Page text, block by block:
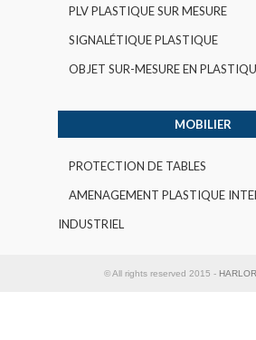
PLV PLASTIQUE SUR MESURE
SIGNALÉTIQUE PLASTIQUE
OBJET SUR-MESURE EN
MOBILIER
PROTECTION DE TABLES
AMENAGEMENT PLASTIQUE
INDUSTRIEL
© All rights reserved 2015 -